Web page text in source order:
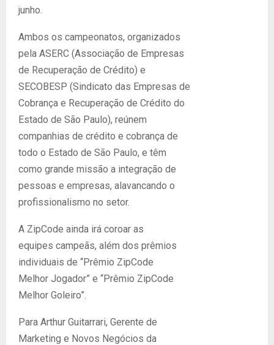
junho.
Ambos os campeonatos, organizados
pela ASERC (Associação de Empresas
de Recuperação de Crédito) e
SECOBESP (Sindicato das Empresas de
Cobrança e Recuperação de Crédito do
Estado de São Paulo), reúnem
companhias de crédito e cobrança de
todo o Estado de São Paulo, e têm
como grande missão a integração de
pessoas e empresas, alavancando o
profissionalismo no setor.
A ZipCode ainda irá coroar as
equipes campeãs, além dos prêmios
individuais de “Prêmio ZipCode
Melhor Jogador” e “Prêmio ZipCode
Melhor Goleiro”.
Para Arthur Guitarrari, Gerente de
Marketing e Novos Negócios da